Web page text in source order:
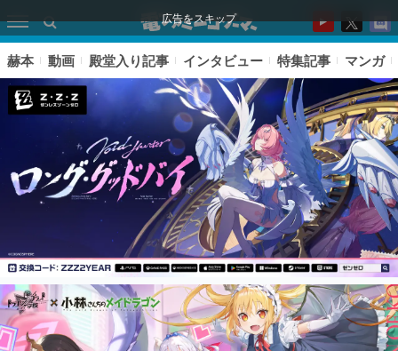
広告をスキップ
ピックアップ
赫本 動画 殿堂入り記事 インタビュー 特集記事 マンガ